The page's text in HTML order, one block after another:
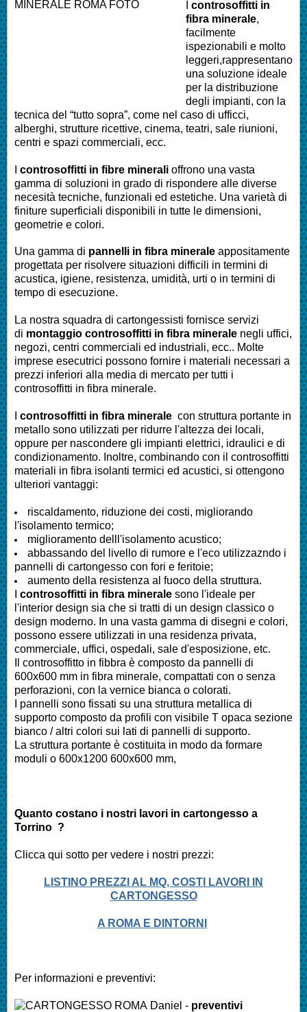
controsoffitti in
fibra minerale,
facilmente
ispezionabili e molto
leggeri,rappresentano
una soluzione ideale
per la distribuzione
degli impianti, con la
tecnica del “tutto sopra”, come nel caso di ufficci,
alberghi, strutture ricettive, cinema, teatri, sale riunioni,
centri e spazi commerciali, ecc.
controsoffitti in fibre minerali offrono una vasta
gamma di soluzioni in grado di rispondere alle diverse
necesità tecniche, funzionali ed estetiche. Una varietà di
finiture superficiali disponibili in tutte le dimensioni,
geometrie e colori.
Una gamma di pannelli in fibra minerale appositamente
progettata per risolvere situazioni difficili in termini di
acustica, igiene, resistenza, umidità, urti o in termini di
tempo di esecuzione.
La nostra squadra di cartongessisti fornisce servizi
di montaggio controsoffitti in fibra minerale negli uffici,
negozi, centri commerciali ed industriali, ecc.. Molte
imprese esecutrici possono fornire i materiali necessari a
prezzi inferiori alla media di mercato per tutti i
controsoffitti in fibra minerale.
controsoffitti in fibra minerale con struttura portante in
metallo sono utilizzati per ridurre l'altezza dei locali,
oppure per nascondere gli impianti elettrici, idraulici e di
condizionamento. Inoltre, combinando con il controsoffitti
materiali in fibra isolanti termici ed acustici, si ottengono
ulteriori vantaggi:
riscaldamento, riduzione dei costi, migliorando
l'isolamento termico;
miglioramento delll'isolamento acustico;
abbassando del livello di rumore e l'eco utilizzazndo i
pannelli di cartongesso con fori e feritoie;
aumento della resistenza al fuoco della struttura.
controsoffitti in fibra minerale sono l'ideale per
l'interior design sia che si tratti di un design classico o
design moderno. In una vasta gamma di disegni e colori,
possono essere utilizzati in una residenza privata,
commerciale, uffici, ospedali, sale d'esposizione, etc.
Il controsoffitto in fibbra è composto da pannelli di
600x600 mm in fibra minerale, compattati con o senza
perforazioni, con la vernice bianca o colorati.
I pannelli sono fissati su una struttura metallica di
supporto composto da profili con visibile T opaca sezione
bianco / altri colori sui lati di pannelli di supporto.
La struttura portante è costituita in modo da formare
moduli o 600x1200 600x600 mm,
Quanto costano i nostri lavori in cartongesso a
Torrino ?
Clicca qui sotto per vedere i nostri prezzi:
LISTINO PREZZI AL MQ, COSTI LAVORI IN
CARTONGESSO
A ROMA E DINTORNI
Per informazioni e preventivi:
Daniel - preventivi